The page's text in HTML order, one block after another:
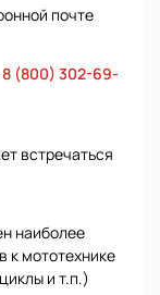
почте
8 (800) 302-69-
встречаться
наиболее
к мототехнике
и т.п.)